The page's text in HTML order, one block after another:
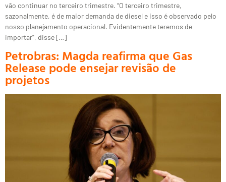
vão continuar no terceiro trimestre. “O terceiro trimestre,
sazonalmente, é de maior demanda de diesel e isso é observado pelo
nosso planejamento operacional. Evidentemente teremos de
importar”, disse […]
Petrobras: Magda reafirma que Gas
Release pode ensejar revisão de
projetos